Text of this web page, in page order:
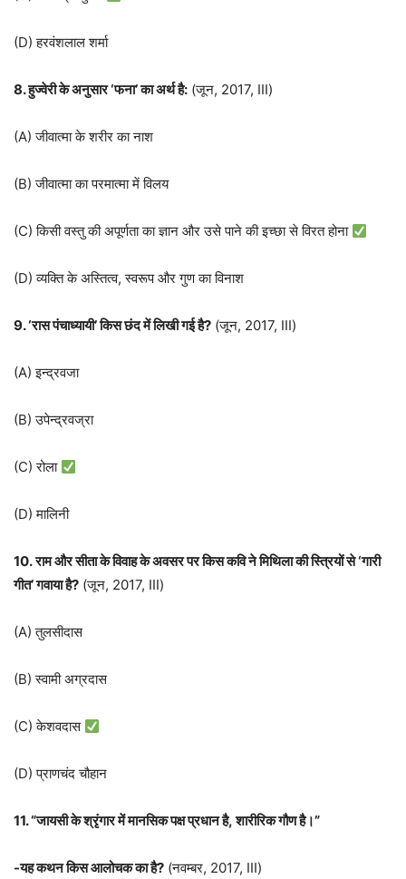
(D) हरवंशलाल शर्मा
8. हुज्वेरी के अनुसार ‘फना’ का अर्थ है: (जून, 2017, III)
(A) जीवात्मा के शरीर का नाश
(B) जीवात्मा का परमात्मा में विलय
(C) किसी वस्तु की अपूर्णता का ज्ञान और उसे पाने की इच्छा से विरत होना
(D) व्यक्ति के अस्तित्व, स्वरूप और गुण का विनाश
9. ‘रास पंचाध्यायी’ किस छंद में लिखी गई है? (जून, 2017, III)
(A) इन्द्रवजा
(B) उपेन्द्रवज्रा
(C) रोला
(D) मालिनी
10. राम और सीता के विवाह के अवसर पर किस कवि ने मिथिला की स्त्रियों से ‘गारी
गीत’ गवाया है? (जून, 2017, III)
(A) तुलसीदास
(B) स्वामी अग्रदास
(C) केशवदास
(D) प्राणचंद चौहान
11. “जायसी के श्रृंगार में मानसिक पक्ष प्रधान है, शारीरिक गौण है।”
-यह कथन किस आलोचक का है? (नवम्बर, 2017, III)